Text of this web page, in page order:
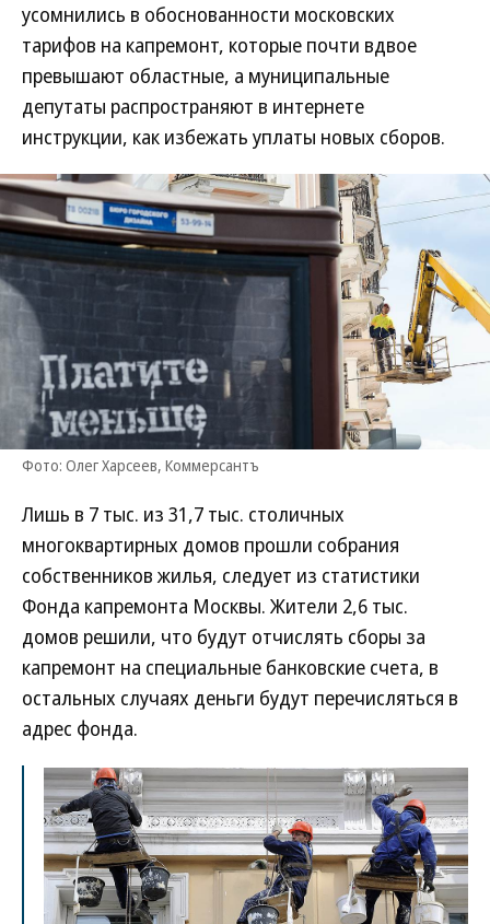
усомнились в обоснованности московских
тарифов на капремонт, которые почти вдвое
превышают областные, а муниципальные
депутаты распространяют в интернете
инструкции, как избежать уплаты новых сборов.
Фото: Олег Харсеев, Коммерсантъ
Лишь в 7 тыс. из 31,7 тыс. столичных
многоквартирных домов прошли собрания
собственников жилья, следует из статистики
Фонда капремонта Москвы. Жители 2,6 тыс.
домов решили, что будут отчислять сборы за
капремонт на специальные банковские счета, в
остальных случаях деньги будут перечисляться в
адрес фонда.